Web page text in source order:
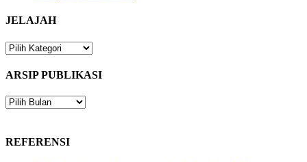
JELAJAH
JELAJAH
ARSIP PUBLIKASI
ARSIP
REFERENSI